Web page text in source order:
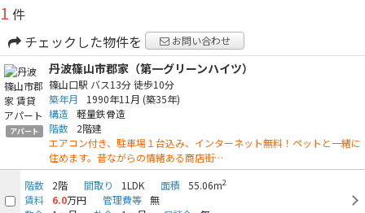
1 件
チェックした物件を
お問い合わせ
アパート
丹波篠山市郡家（第一グリーンハイツ）
篠山口駅 バス13分徒歩10分
築年月
1990年11月 (築35年)
構造 軽量鉄骨造
階数
2階建
エアコン付き、駐車場１台込み、インターネット無料！ペットと一緒に
住めます。昔ながらの情緒ある商店街…
階数
2階 間取り 1LDK 面積 55.06m2
賃料 6.0万円 管理費等 無